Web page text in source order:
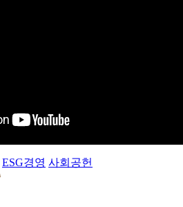
ESG경영 사회공헌